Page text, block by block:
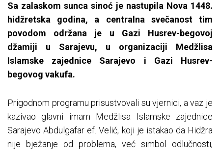
Sa zalaskom sunca sinoć je nastupila Nova 1448.
hidžretska godina, a centralna svečanost tim
povodom održana je u Gazi Husrev-begovoj
džamiji u Sarajevu, u organizaciji Medžlisa
Islamske zajednice Sarajevo i Gazi Husrev-
begovog vakufa.
Prigodnom programu prisustvovali su vjernici, a vaz je
kazivao glavni imam Medžlisa Islamske zajednice
Sarajevo Abdulgafar ef. Velić, koji je istakao da Hidžra
nije bježanje od problema, već simbol odlučnosti,